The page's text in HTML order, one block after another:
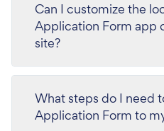
Can I customize the
Application Form app
site?
What steps do I need
Application Form to